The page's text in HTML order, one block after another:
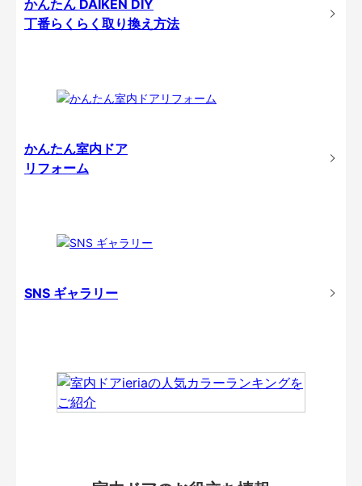
かんたん DAIKEN DIY
丁番らくらく取り換え方法
かんたん室内ドア
リフォーム
SNS ギャラリー